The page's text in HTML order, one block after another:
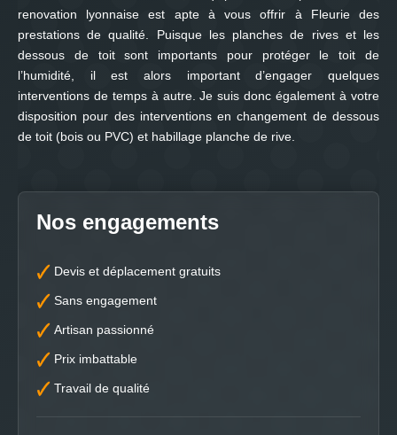
renovation lyonnaise est apte à vous offrir à Fleurie des
prestations de qualité. Puisque les planches de rives et les
dessous de toit sont importants pour protéger le toit de
l’humidité, il est alors important d’engager quelques
interventions de temps à autre. Je suis donc également à votre
disposition pour des interventions en changement de dessous
de toit (bois ou PVC) et habillage planche de rive.
Nos engagements
Devis et déplacement gratuits
Sans engagement
Artisan passionné
Prix imbattable
Travail de qualité